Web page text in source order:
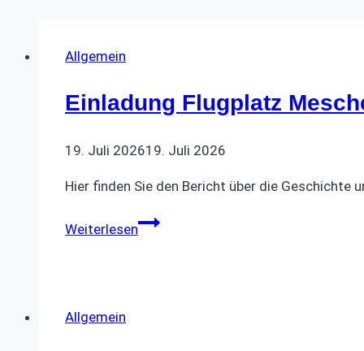
Allgemein
Einladung Flugplatz
19. Juli 202619. Juli 2026
Hier finden Sie den Bericht über die Geschichte
WeiterlesenEinladung
Allgemein